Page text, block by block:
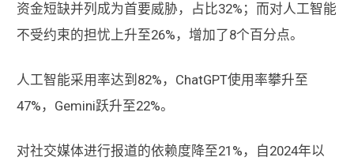
资金短缺并列成为首要威胁，占比32%；而对人工智能
不受约束的担忧上升至26%，增加了8个百分点。
人工智能采用率达到82%，ChatGPT使用率攀升至
47%，Gemini跃升至22%。
对社交媒体进行报道的依赖度降至21%，自2024年以